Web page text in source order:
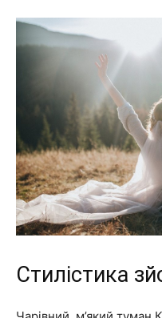
Стилістика